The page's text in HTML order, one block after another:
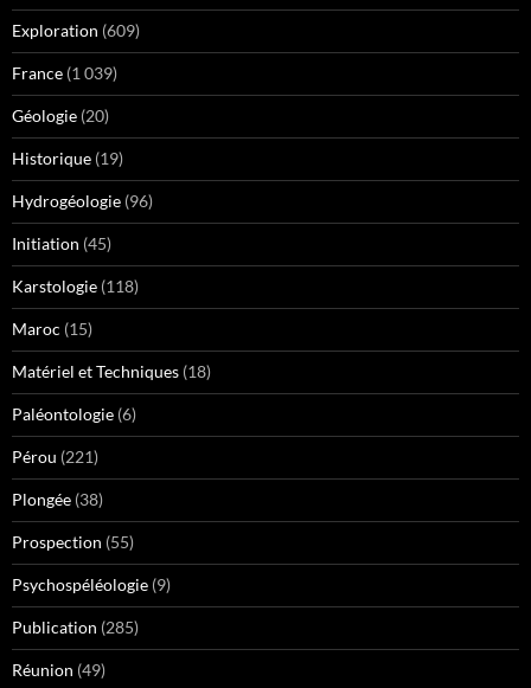
Exploration (609)
France (1 039)
Géologie (20)
Historique (19)
Hydrogéologie (96)
Initiation (45)
Karstologie (118)
Maroc (15)
Matériel et Techniques (18)
Paléontologie (6)
Pérou (221)
Plongée (38)
Prospection (55)
Psychospéléologie (9)
Publication (285)
Réunion (49)